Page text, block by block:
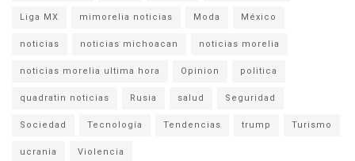
Liga MX mimorelia noticias Moda México
noticias noticias michoacan noticias morelia
noticias morelia ultima hora Opinion politica
quadratin noticias Rusia salud Seguridad
Sociedad Tecnología Tendencias trump Turismo
ucrania Violencia